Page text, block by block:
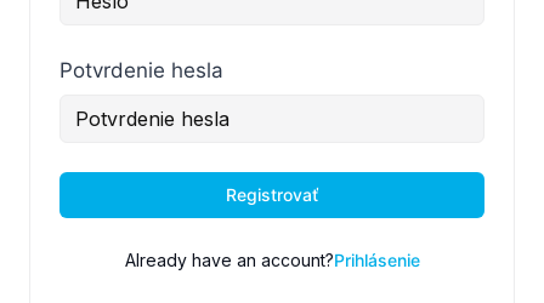
Potvrdenie hesla
Registrovať
Already have an account?Prihlásenie